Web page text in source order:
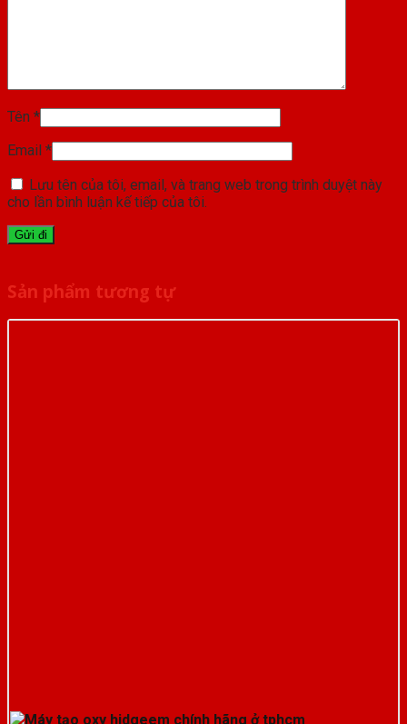
Tên *
Email *
Lưu tên của tôi, email, và trang web trong trình duyệt này
cho lần bình luận kế tiếp của tôi.
Sản phẩm tương tự